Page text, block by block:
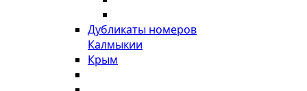
Дубликаты номеров
Калмыкии
Крым